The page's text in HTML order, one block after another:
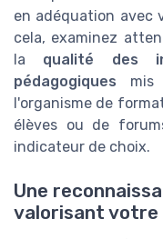
en adéquation avec
cela, examinez
la qualité des
pédagogiques mis
l'organisme de
élèves ou de
indicateur de choix.
Une
valorisant votre